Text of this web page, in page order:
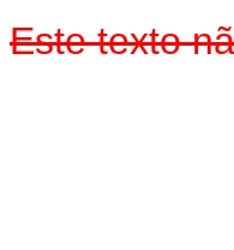
Este texto